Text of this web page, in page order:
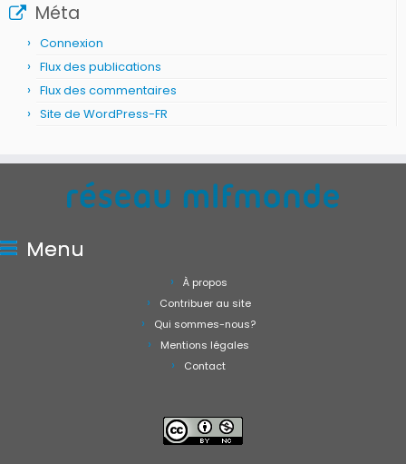
Méta
Connexion
Flux des publications
Flux des commentaires
Site de WordPress-FR
Menu
À propos
Contribuer au site
Qui sommes-nous?
Mentions légales
Contact